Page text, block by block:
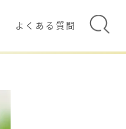
よくある質問